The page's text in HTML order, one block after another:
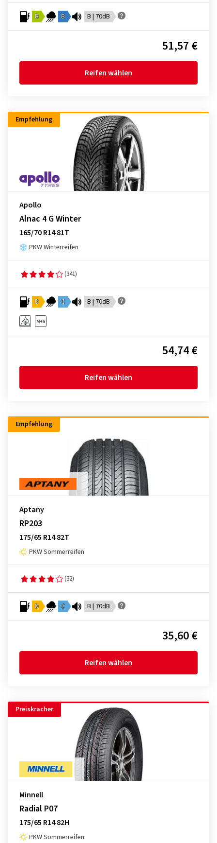
B B B | 70dB
51,57 €
Reifen wählen
Empfehlung
Apollo
Alnac 4 G Winter
165/70 R14 81T
PKW Winterreifen
(341)
D C B | 70dB
54,74 €
Reifen wählen
Empfehlung
Aptany
RP203
175/65 R14 82T
PKW Sommerreifen
(32)
D C B | 70dB
35,60 €
Reifen wählen
Preiskracher
Minnell
Radial P07
175/65 R14 82H
PKW Sommerreifen